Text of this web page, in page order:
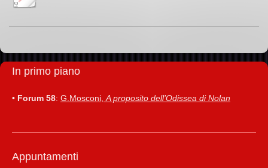
In primo piano
• Forum 58: G.Mosconi,A proposito dell’Odissea di Nolan
Appuntamenti